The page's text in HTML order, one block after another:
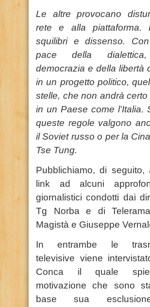
Le altre provocano
rete e alla piattaforma.
squilibri e dissenso.
pace della
democrazia e della libertà
in un progetto politico,
stelle, che non andrà certo
in un Paese come l’Italia.
queste regole valgono
il Soviet russo o per la
Tse Tung.
Pubblichiamo, di seguito,
link ad alcuni
giornalistici condotti dai
Tg Norba e di
Magistà e Giuseppe
In entrambe le
televisive viene
Conca il quale
motivazione che sono
base sua